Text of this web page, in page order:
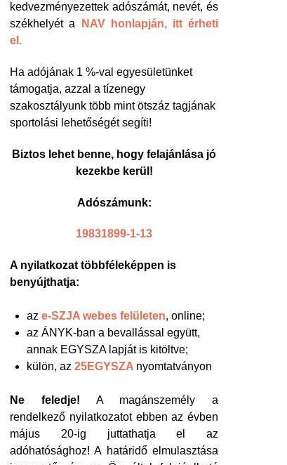
kedvezményezettek adószámát, nevét, és
székhelyét a
NAV honlapján, itt érheti
el.
Ha adójának 1 %-val egyesületünket
támogatja, azzal a tízenegy
szakosztályunk több mint ötszáz tagjának
sportolási lehetőségét segíti!
Biztos lehet benne, hogy felajánlása jó
kezekbe kerül!
Adószámunk:
19831899-1-13
A nyilatkozat többféleképpen is
benyújthatja:
aze-SZJA webes felületen, online;
az ÁNYK-ban a bevallással együtt,
annak EGYSZA lapját is kitöltve;
külön, az25EGYSZA nyomtatványon
Ne feledje! A magánszemély a
rendelkező nyilatkozatot ebben az évben
május 20-ig juttathatja el az
adóhatósághoz! A határidő elmulasztása